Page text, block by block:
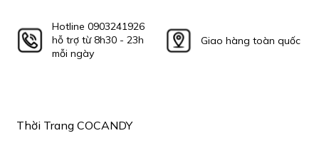
Hotline 0903241926
hỗ trợ từ 8h30 - 23h
mỗi ngày
Giao hàng toàn quốc
Thời Trang COCANDY